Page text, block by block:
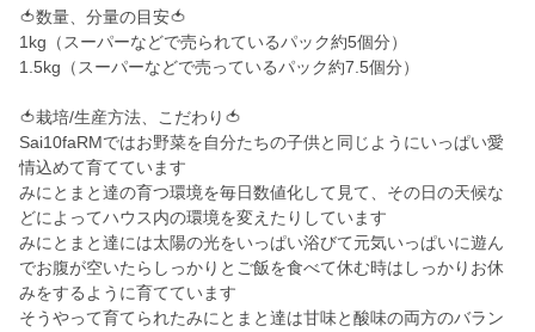
🍅数量、分量の目安🍅
1kg（スーパーなどで売られているパック約5個分）
1.5kg（スーパーなどで売っているパック約7.5個分）
🍅栽培/生産方法、こだわり🍅
Sai10faRMではお野菜を自分たちの子供と同じようにいっぱい愛
情込めて育てています
みにとまと達の育つ環境を毎日数値化して見て、その日の天候な
どによってハウス内の環境を変えたりしています
みにとまと達には太陽の光をいっぱい浴びて元気いっぱいに遊ん
でお腹が空いたらしっかりとご飯を食べて休む時はしっかりお休
みをするように育てています
そうやって育てられたみにとまと達は甘味と酸味の両方のバラン